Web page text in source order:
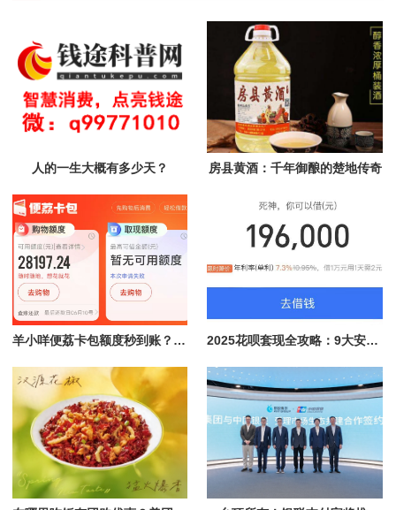
人的一生大概有多少天？ 房县黄酒：千年御酿的楚地传奇
羊小咩便荔卡包额度秒到账？揭秘快速提现的真相与优势 2025花呗套现全攻略：9大安全方法+风控破解实战指南